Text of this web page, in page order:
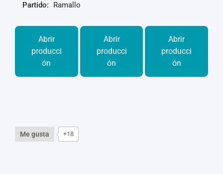
Partido: Ramallo
Abrir
producci
ón
Abrir
producci
ón
Abrir
producci
ón
Me gusta +18